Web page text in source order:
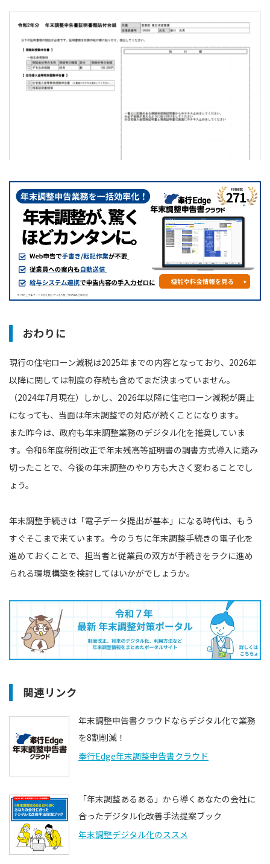
おわりに
現行の住宅ローン減税は2025年までの内容となっており、2026年
以降に関しては制度の存続も含めてまだ決まっていません。
（2024年7月現在）しかし、2026年以降に住宅ローン減税が廃止
になっても、当面は年末調整での対応が続くことになります。
また昨今は、政府も年末調整業務のデジタル化を推奨していま
す。令和6年度税制改正で年末残高等証明書の調書方式導入に踏み
切ったことで、今後の年末調整のやり方も大きく変わることでし
ょう。
年末調整手続きは「電子データ提出が基本」になる時代は、もう
すぐそこまで来ています。今のうちに年末調整手続きの電子化を
進めておくことで、担当者と従業員の双方が手続きをラクに進め
られる環境構築を検討してはいかがでしょうか。
関連リンク
年末調整申告書クラウドならデジタル化で業務
を8割削減！
奉行Edge年末調整申告書クラウド
「年末調整あるある」から導くあなたの会社に
合ったデジタル化改善手法提案ブック
年末調整デジタル化のススメ